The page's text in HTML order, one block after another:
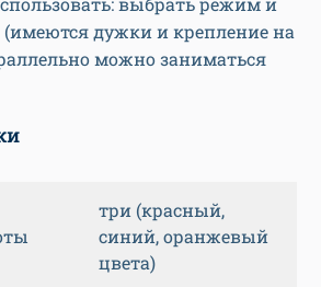
(имеются дужки и крепление на
можно заниматься
три (красный,
синий, оранжевый
цвета)